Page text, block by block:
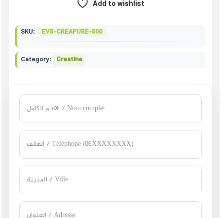
Add to wishlist
SKU: EVS-CREAPURE-500
Category: Creatine